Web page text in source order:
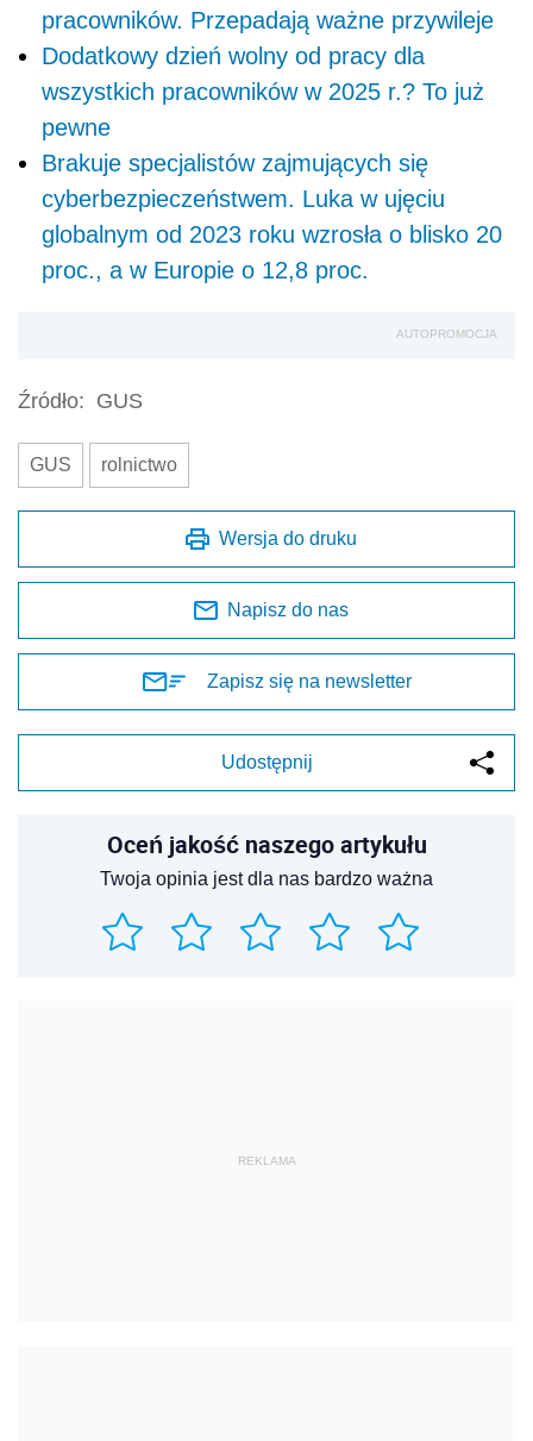
pracowników. Przepadają ważne przywileje
Dodatkowy dzień wolny od pracy dla
wszystkich pracowników w 2025 r.? To już
pewne
Brakuje specjalistów zajmujących się
cyberbezpieczeństwem. Luka w ujęciu
globalnym od 2023 roku wzrosła o blisko 20
proc., a w Europie o 12,8 proc.
AUTOPROMOCJA
Źródło: GUS
GUS rolnictwo
Wersja do druku
Napisz do nas
Zapisz się na newsletter
Udostępnij
Oceń jakość naszego artykułu
Twoja opinia jest dla nas bardzo ważna
REKLAMA